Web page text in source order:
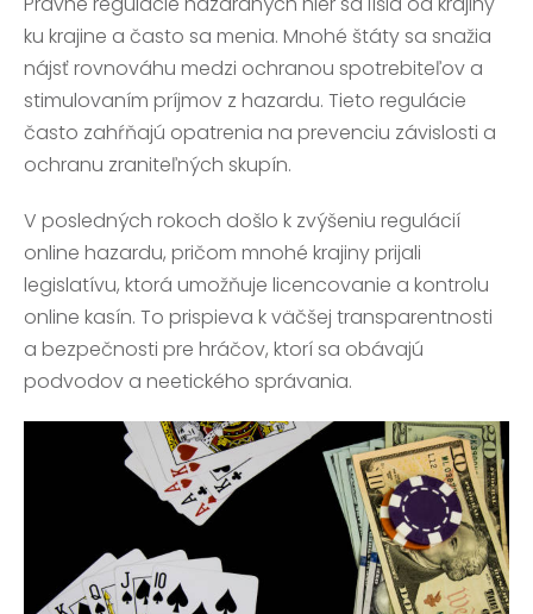
ku krajine a často sa menia. Mnohé štáty sa snažia
nájsť rovnováhu medzi ochranou spotrebiteľov a
stimulovaním príjmov z hazardu. Tieto regulácie
často zahŕňajú opatrenia na prevenciu závislosti a
ochranu zraniteľných skupín.
V posledných rokoch došlo k zvýšeniu regulácií
online hazardu, pričom mnohé krajiny prijali
legislatívu, ktorá umožňuje licencovanie a kontrolu
online kasín. To prispieva k väčšej transparentnosti
a bezpečnosti pre hráčov, ktorí sa obávajú
podvodov a neetického správania.